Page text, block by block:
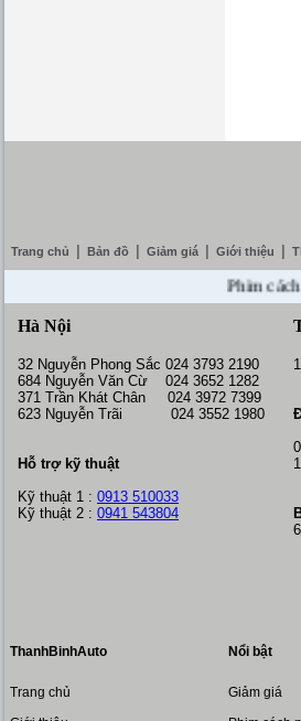
Trang chủ Bản đồ Giảm giá Giới thiệu
Phim cách
Hà Nội
32 Nguyễn Phong Sắc 024 3793 2190
684 Nguyễn Văn Cừ 024 3652 1282
371 Trần Khát Chân 024 3972 7399
623 Nguyễn Trãi 024 3552 1980
Hỗ trợ kỹ thuật
Kỹ thuật 1 : 0913 510033
Kỹ thuật 2 : 0941 543804
ThanhBinhAuto
Trang chủ
Nổi bật
Giảm giá